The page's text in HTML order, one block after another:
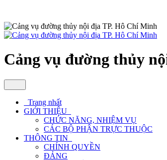
Cảng vụ đường thủy
Trang nhất
GIỚI THIỆU
CHỨC NĂNG, NHIỆM VỤ
CÁC BỘ PHẬN TRỰC THUỘC
THÔNG TIN
CHÍNH QUYỀN
ĐẢNG